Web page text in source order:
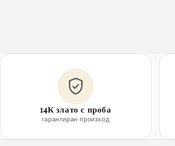
14К злато с проба
гарантиран произход